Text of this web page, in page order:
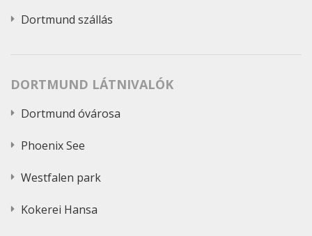
Dortmund szállás
DORTMUND LÁTNIVALÓK
Dortmund óvárosa
Phoenix See
Westfalen park
Kokerei Hansa